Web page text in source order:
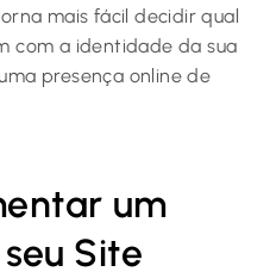
mais fácil decidir qual
com a identidade da sua
presença online de
um
Site